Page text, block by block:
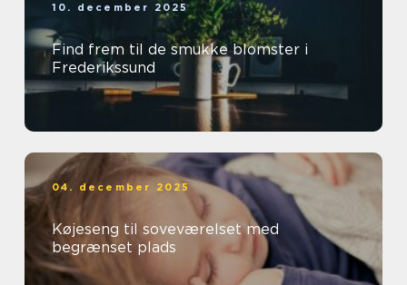
10. december 2025
Find frem til de smukke blomster i
Frederikssund
04. december 2025
Køjeseng til soveværelset med
begrænset plads